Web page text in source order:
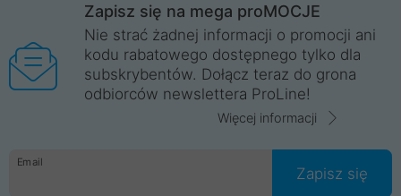
Wrocław, Poznań, Legnica, Katowice, Gliwice, Kalisz, Bytom,
Trzebnica, Opole. Szybka i profesjonalna obsługa!
ProLine to polska firma ze 100% polskim kapitałem. Działamy
legalnie i płacimy podatki w naszym kraju! Posiadamy siedzibę
główną w Mirkowie oraz salony na terenie kraju. Cała
komunikacja ze sklepem komputerowym ProLine jest
danych osobowych. Dlatego zakup notebooka albo laptopa w
ProLine to czysta przyjemność i pełne bezpieczeństwo.
Zaopatrzysz się u nas w akcesoria i części komputerowe
Zapisz się na mega proMOCJE
Nie strać żadnej informacji o promocji ani
kodu rabatowego dostępnego tylko dla
subskrybentów. Dołącz teraz do grona
odbiorców newslettera ProLine!
Więcej informacji
Email
Zapisz się